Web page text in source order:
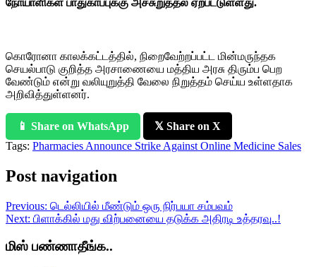
நோயாளிகள் பாதுகாப்புக்கு அச்சுறுத்தல் ஏற்பட்டுள்ளது.
கொரோனா காலக்கட்டத்தில், நிறைவேற்றப்பட்ட மின்மருந்தக
செயல்பாடு குறித்த அரசாணையை மத்திய அரசு திரும்ப பெற
வேண்டும் என்று வலியுறுத்தி வேலை நிறுத்தம் செய்ய உள்ளதாக
அறிவித்துள்ளனர்.
📱 Share on WhatsApp
𝕏 Share on X
Tags: Pharmacies Announce Strike Against Online Medicine Sales
Post navigation
Previous: டெல்லியில் மீண்டும் ஒரு நிர்பயா சம்பவம்
Next: பிளாக்கில் மது விற்பனையை தடுக்க அதிரடி உத்தரவு..!
மிஸ் பண்ணாதீங்க..